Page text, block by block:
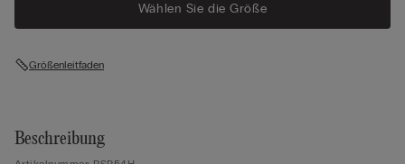
Wählen Sie die Größe
Größenleitfaden
Beschreibung